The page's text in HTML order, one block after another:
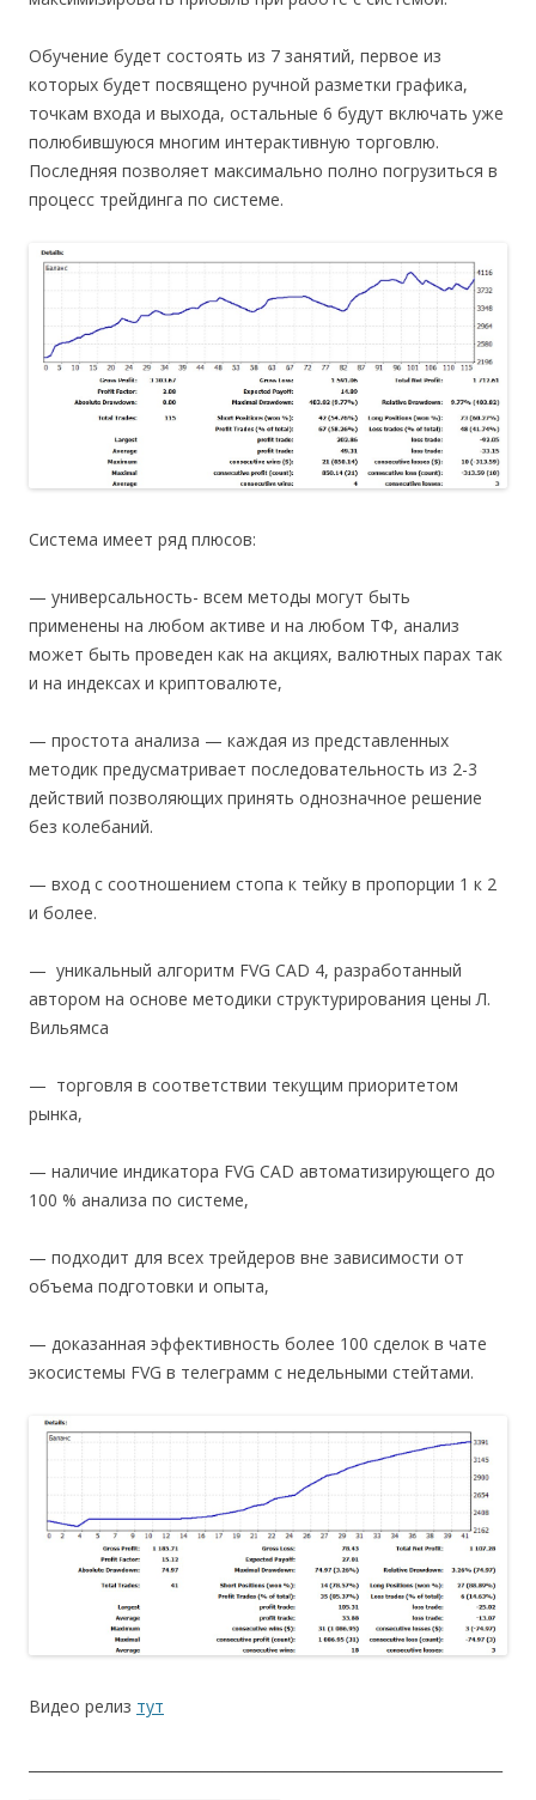
Обучение будет состоять из 7 занятий, первое из
которых будет посвящено ручной разметки графика,
точкам входа и выхода, остальные 6 будут включать уже
полюбившуюся многим интерактивную торговлю.
Последняя позволяет максимально полно погрузиться в
процесс трейдинга по системе.
Система имеет ряд плюсов:
— универсальность- всем методы могут быть
применены на любом активе и на любом ТФ, анализ
может быть проведен как на акциях, валютных парах так
и на индексах и криптовалюте,
— простота анализа — каждая из представленных
методик предусматривает последовательность из 2-3
действий позволяющих принять однозначное решение
без колебаний.
— вход с соотношением стопа к тейку в пропорции 1 к 2
и более.
— уникальный алгоритм FVG CAD 4, разработанный
автором на основе методики структурирования цены Л.
Вильямса
— торговля в соответствии текущим приоритетом
рынка,
— наличие индикатора FVG CAD автоматизирующего до
100 % анализа по системе,
— подходит для всех трейдеров вне зависимости от
объема подготовки и опыта,
— доказанная эффективность более 100 сделок в чате
экосистемы FVG в телеграмм с недельными стейтами.
Видео релиз тут